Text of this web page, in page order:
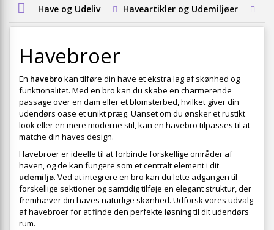
Have og Udeliv Haveartikler og Udemiljøer
Havebroer
En havebrokan tilføre din have et ekstra lag af skønhed og
funktionalitet. Med en bro kan du skabe en charmerende
passage over en dam eller et blomsterbed, hvilket giver din
udendørs oase et unikt præg. Uanset om du ønsker et rustikt
look eller en mere moderne stil, kan en havebro tilpasses til at
matche din haves design.
Havebroer er ideelle til at forbinde forskellige områder af
haven, og de kan fungere som et centralt element i dit
udemiljø. Ved at integrere en bro kan du lette adgangen til
forskellige sektioner og samtidig tilføje en elegant struktur, der
fremhæver din haves naturlige skønhed. Udforsk vores udvalg
af havebroer for at finde den perfekte løsning til dit udendørs
rum.